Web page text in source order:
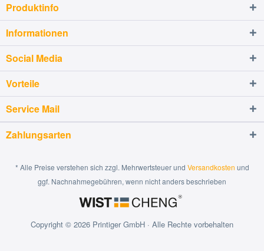
Produktinfo
Informationen
Social Media
Vorteile
Service Mail
Zahlungsarten
* Alle Preise verstehen sich zzgl. Mehrwertsteuer und Versandkosten und
ggf. Nachnahmegebühren, wenn nicht anders beschrieben
Copyright © 2026 Printiger GmbH · Alle Rechte vorbehalten